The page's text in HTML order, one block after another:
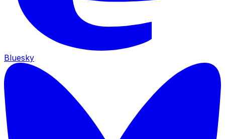
Bluesky